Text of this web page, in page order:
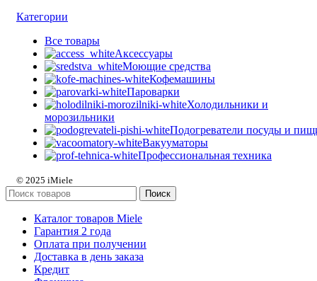
Категории
Все товары
Аксессуары
Моющие средства
Кофемашины
Пароварки
Холодильники и
морозильники
Подогреватели посуды и
Вакууматоры
Профессиональная техника
© 2025 iMiele
Поиск
Каталог товаров Miele
Гарантия 2 года
Оплата при получении
Доставка в день заказа
Кредит